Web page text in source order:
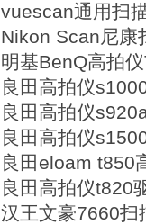
vuescan通用扫
Nikon Scan尼康
明基BenQ高拍
良田高拍仪
良田高拍仪
良田高拍仪
良田eloam t850
良田高拍仪t820
汉王文豪7660扫